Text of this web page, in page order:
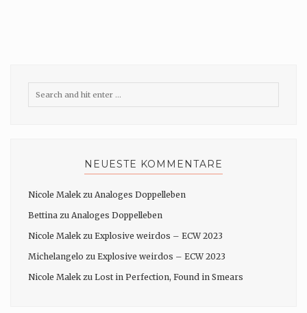
NEUESTE KOMMENTARE
Nicole Malek zu Analoges Doppelleben
Bettina zu Analoges Doppelleben
Nicole Malek zu Explosive weirdos – ECW 2023
Michelangelo zu Explosive weirdos – ECW 2023
Nicole Malek zu Lost in Perfection, Found in Smears